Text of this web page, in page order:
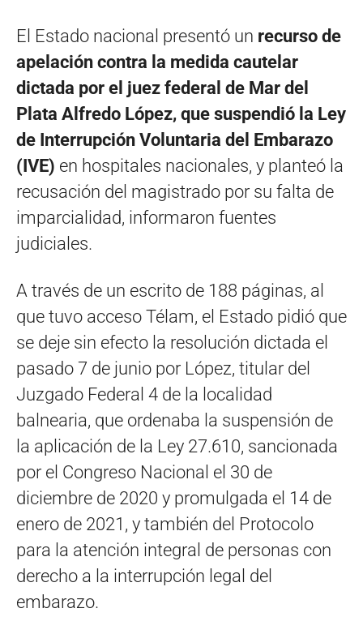
El Estado nacional presentó un recurso de
apelación contra la medida cautelar
dictada por el juez federal de Mar del
Plata Alfredo López, que suspendió la Ley
de Interrupción Voluntaria del Embarazo
(IVE) en hospitales nacionales, y planteó la
recusación del magistrado por su falta de
imparcialidad, informaron fuentes
judiciales.
A través de un escrito de 188 páginas, al
que tuvo acceso Télam, el Estado pidió que
se deje sin efecto la resolución dictada el
pasado 7 de junio por López, titular del
Juzgado Federal 4 de la localidad
balnearia, que ordenaba la suspensión de
la aplicación de la Ley 27.610, sancionada
por el Congreso Nacional el 30 de
diciembre de 2020 y promulgada el 14 de
enero de 2021, y también del Protocolo
para la atención integral de personas con
derecho a la interrupción legal del
embarazo.